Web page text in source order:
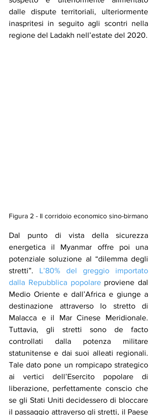
dalle dispute territoriali, ulteriormente
inaspritesi in seguito agli scontri nella
regione del Ladakh nell’estate del 2020.
Figura 2 - Il corridoio economico sino-birmano
Dal punto di vista della sicurezza
energetica il Myanmar offre poi una
potenziale soluzione al “dilemma degli
stretti”. L’80% del greggio importato
dalla Repubblica popolare proviene dal
Medio Oriente e dall’Africa e giunge a
destinazione attraverso lo stretto di
Malacca e il Mar Cinese Meridionale.
Tuttavia, gli stretti sono de facto
controllati dalla potenza militare
statunitense e dai suoi alleati regionali.
Tale dato pone un rompicapo strategico
ai vertici dell’Esercito popolare di
liberazione, perfettamente conscio che
se gli Stati Uniti decidessero di bloccare
il passaggio attraverso gli stretti, il Paese